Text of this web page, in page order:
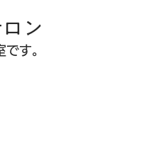
ン
す。